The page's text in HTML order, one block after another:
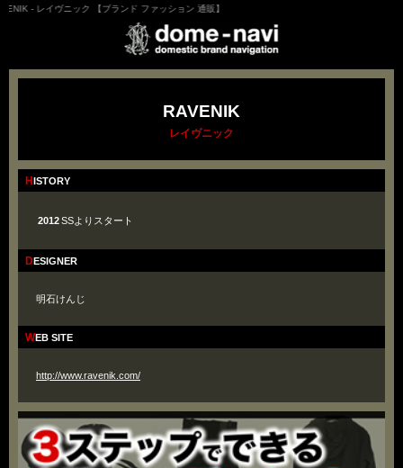
- レイヴニック 【ブランド ファッション 通販】
RAVENIK
レイヴニック
HISTORY
2012SSよりスタート
DESIGNER
明石けんじ
WEB SITE
http://www.ravenik.com/